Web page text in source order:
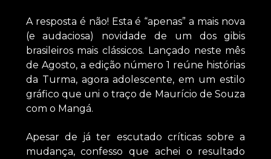
A resposta é não! Esta é “apenas” a mais nova
(e audaciosa) novidade de um dos gibis
brasileiros mais clássicos. Lançado neste mês
de Agosto, a edição número 1 reúne histórias
da Turma, agora adolescente, em um estilo
gráfico que uni o traço de Maurício de Souza
com o Mangá.
Apesar de já ter escutado críticas sobre a
mudança, confesso que achei o resultado